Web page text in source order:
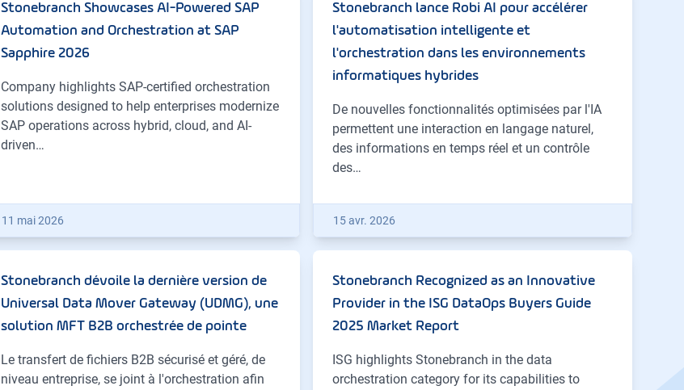
Stonebranch Showcases AI-Powered SAP
Automation and Orchestration at SAP
Sapphire 2026
Company highlights SAP-certified orchestration
solutions designed to help enterprises modernize
SAP operations across hybrid, cloud, and AI-
driven…
11 mai 2026
Stonebranch lance Robi AI pour accélérer
l'automatisation intelligente et
l'orchestration dans les environnements
informatiques hybrides
De nouvelles fonctionnalités optimisées par l'IA
permettent une interaction en langage naturel,
des informations en temps réel et un contrôle
des…
15 avr. 2026
Stonebranch dévoile la dernière version de
Universal Data Mover Gateway (UDMG), une
solution MFT B2B orchestrée de pointe
Le transfert de fichiers B2B sécurisé et géré, de
niveau entreprise, se joint à l'orchestration afin
Stonebranch Recognized as an Innovative
Provider in the ISG DataOps Buyers Guide
2025 Market Report
ISG highlights Stonebranch in the data
orchestration category for its capabilities to